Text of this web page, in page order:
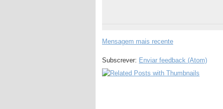
Mensagem mais recente
Subscrever: Enviar feedback (Atom)